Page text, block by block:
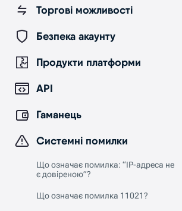
Торгові можливості
Безпека акаунту
Продукти платформи
API
Гаманець
Системні помилки
Що означає помилка: “IP-адреса не
є довіреною”?
Що означає помилка 11021?